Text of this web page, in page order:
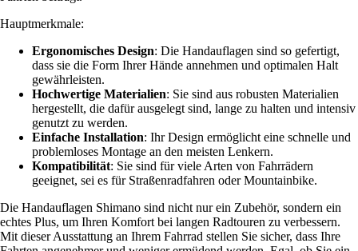
Hauptmerkmale:
Ergonomisches Design: Die Handauflagen sind so gefertigt,
dass sie die Form Ihrer Hände annehmen und optimalen Halt
gewährleisten.
Hochwertige Materialien: Sie sind aus robusten Materialien
hergestellt, die dafür ausgelegt sind, lange zu halten und intensiv
genutzt zu werden.
Einfache Installation: Ihr Design ermöglicht eine schnelle und
problemloses Montage an den meisten Lenkern.
Kompatibilität: Sie sind für viele Arten von Fahrrädern
geeignet, sei es für Straßenradfahren oder Mountainbike.
Die Handauflagen Shimano sind nicht nur ein Zubehör, sondern ein
echtes Plus, um Ihren Komfort bei langen Radtouren zu verbessern.
Mit dieser Ausstattung an Ihrem Fahrrad stellen Sie sicher, dass Ihre